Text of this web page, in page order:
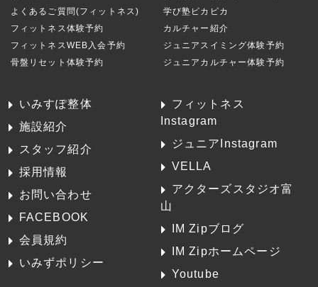
よくあるご質問(フィットネス)
フィットネス体験予約
フィットネスWEB入会予約
骨盤リセット体験予約
学び塾ピカピカ
カルチャー紹介
ジュニアスイミング体験予約
ジュニアカルチャー体験予約
いみすぽ整体
施設紹介
スタッフ紹介
採用情報
お問い合わせ
FACEBOOK
会員規約
いみずポリシー
フィットネス
Instagram
ジュニアInstagram
VELLA
アクターズスタジオ富
山
IM Zipブログ
IM Zipホームページ
Youtube